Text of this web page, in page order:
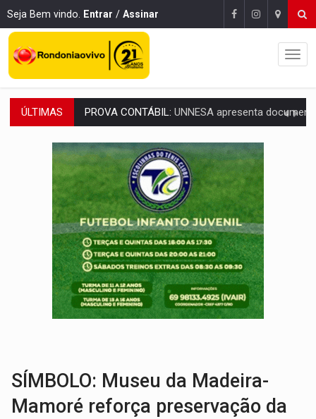
Seja Bem vindo. Entrar / Assinar
ÚLTIMAS VÍDEO:Ciclista é atropelado por carro na região Central de
Publicação Legal:AVISO DE LICITAÇÃO: PREGÃO ELETRÔNICO N.º
FUTEBOL:Confira classificados e detalhes do sorteio da Copa
Publicação Legal:CONCORRÊNCIA Nº 90504/2025/
EM 18 MESES:Léo Moraes entrega o que não conseguiram em anos na
ELEIÇÕES 2026:Candidata a deputada federal em Rondônia declara draga de
VÍDEO:Casal de garimpeiros é preso com mercúrio em estepe,
EDUCAÇÃO BÁSICA:Ideb avança nos anos iniciais do ensino
SÍMBOLO: Museu da Madeira-
Mamoré reforça preservação da